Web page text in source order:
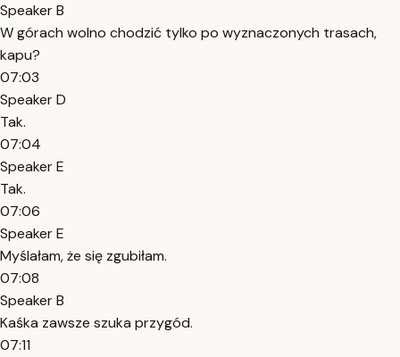
Speaker B
W górach wolno chodzić tylko po wyznaczonych trasach,
kapu?
07:03
Speaker D
Tak.
07:04
Speaker E
Tak.
07:06
Speaker E
Myślałam, że się zgubiłam.
07:08
Speaker B
Kaśka zawsze szuka przygód.
07:11